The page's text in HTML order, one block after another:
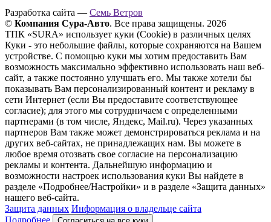
Разработка сайта — Семь Ветров
© Компания Сура-Авто. Все права защищены. 2026
ТПК «SURA» использует куки (Cookie) в различных целях
Куки - это небольшие файлы, которые сохраняются на Вашем
устройстве. С помощью куки мы хотим предоставить Вам
возможность максимально эффективно использовать наш веб-
сайт, а также постоянно улучшать его. Мы также хотели бы
показывать Вам персонализированный контент и рекламу в
сети Интернет (если Вы предоставите соответствующее
согласие); для этого мы сотрудничаем с определенными
партнерами (в том числе, Яндекс, Mail.ru). Через указанных
партнеров Вам также может демонстрироваться реклама и на
других веб-сайтах, не принадлежащих нам. Вы можете в
любое время отозвать свое согласие на персонализацию
рекламы и контента. Дальнейшую информацию и
возможности настроек использования куки Вы найдете в
разделе «Подробнее/Настройки» и в разделе «Защита данных»
нашего веб-сайта.
Защита данных Информация о владельце сайта